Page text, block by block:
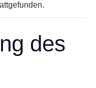
des